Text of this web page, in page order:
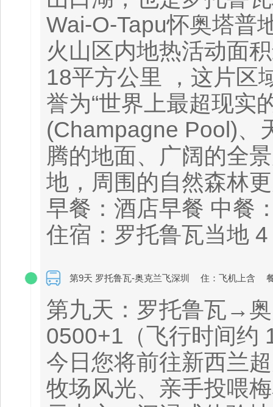
Wai-O-Tapu怀奥塔
火山区内地热活动面
18平方公里 ，这片区
誉为“世界上最超现实
(Champagne Pool)、
腾的地面、广阔的全
地，周围的自然森林
早餐：酒店早餐 中餐
住宿：罗托鲁瓦当地
第9天 罗托鲁瓦-奥克兰飞深圳 住：飞机上含
第九天：罗托鲁瓦→
0500+1（飞行时间约
今日您将前往新西兰
牧场风光、亲手投喂